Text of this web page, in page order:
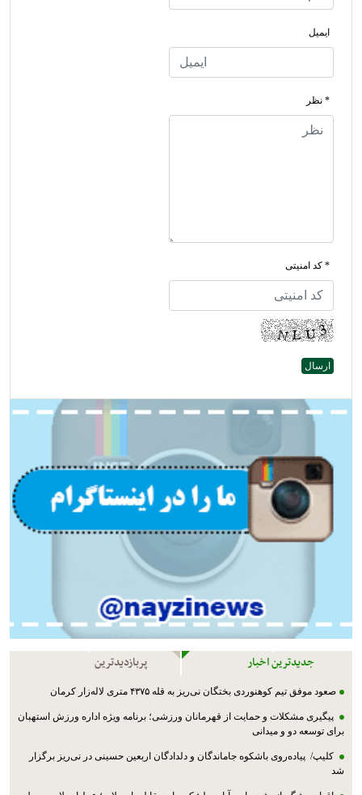
ایمیل
* نظر
* کد امنیتی
جدیدترین اخبار پربازدیدترین
صعود موفق تیم کوهنوردی بختگان نی‌ریز به قله ۴۳۷۵ متری لاله‌زار کرمان
پیگیری مشکلات و حمایت از قهرمانان ورزشی؛ برنامه ویژه اداره ورزش استهبان
برای توسعه دو و میدانی
کلیپ/ پیاده‌روی باشکوه جاماندگان و دلدادگان اربعین حسینی در نی‌ریز برگزار
شد